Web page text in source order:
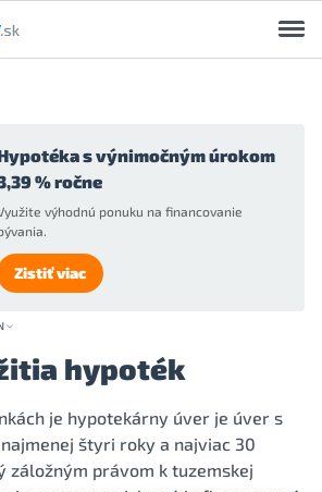
s výnimočným úrokom
% ročne
výhodnú ponuku na financovanie
Zistiť viac
hypoték
je hypotekárny úver je úver s
štyri roky a najviac 30
záložným právom k tuzemskej